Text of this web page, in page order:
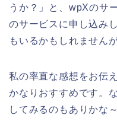
うか？」と、wpXのサ
のサービスに申し込み
もいるかもしれません
私の率直な感想をお伝
かなりおすすめです。
してみるのもありかな